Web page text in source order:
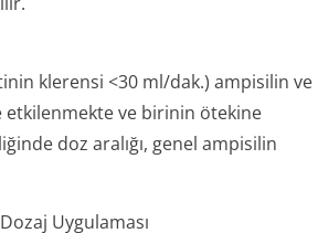
klerensi <30 ml/dak.) ampisilin ve
ve birinin ötekine
doz aralığı, genel ampisilin
Uygulaması